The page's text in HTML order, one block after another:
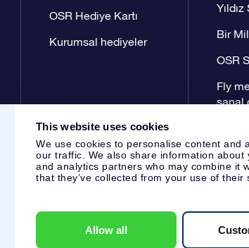
This website uses cookies
We use cookies to personalise content
our traffic. We also share information
and analytics partners who may combine it
that they’ve collected from your use of their
Allow all
OSR Hediye Kartı
Kurumsal hediyeler
Yıldız
Bir
OSR
Fly
sanal
KVK: 60333553, VAT: NL